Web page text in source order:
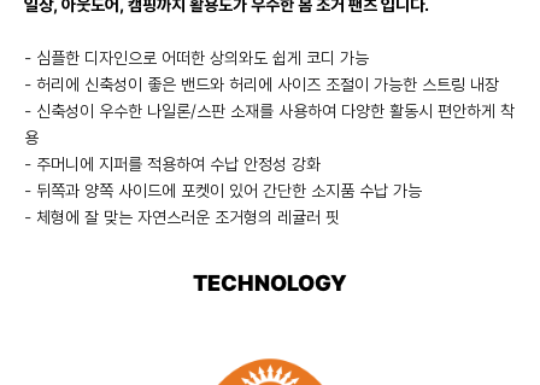
일상, 아웃도어, 캠핑까지 활용도가 우수한 봄 조거 팬츠 입니다.
- 심플한 디자인으로 어떠한 상의와도 쉽게 코디 가능
- 허리에 신축성이 좋은 밴드와 허리에 사이즈 조절이 가능한 스트링 내장
- 신축성이 우수한 나일론/스판 소재를 사용하여 다양한 활동시 편안하게 착
용
- 주머니에 지퍼를 적용하여 수납 안정성 강화
- 뒤쪽과 양쪽 사이드에 포켓이 있어 간단한 소지품 수납 가능
- 체형에 잘 맞는 자연스러운 조거형의 레귤러 핏
TECHNOLOGY